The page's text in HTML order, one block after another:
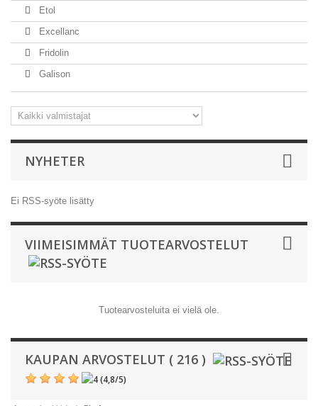
Etol
Excellanc
Fridolin
Galison
NYHETER
Ei RSS-syöte lisätty
VIIMEISIMMÄT TUOTEARVOSTELUT
Tuotearvosteluita ei vielä ole.
KAUPAN ARVOSTELUT ( 216 )
(4,8/5)